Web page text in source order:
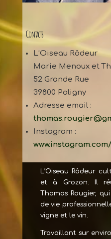
Contacts
L’Oiseau Rôdeur
Marie Menoux et
52 Grande Rue
39800 Poligny
Adresse email :
Instagram :
L’Oiseau Rôdeur
et à Grozon. Il
Thomas Rougier,
de vie
vigne et le vin.
Travaillant sur